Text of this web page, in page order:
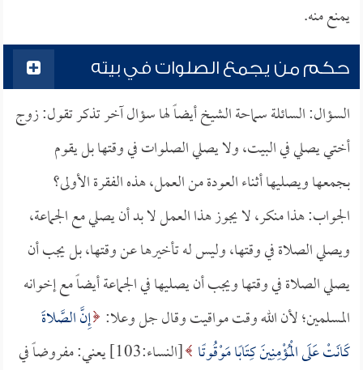
يمنع منه.
حكم من يجمع الصلوات في بيته
السؤال: السائلة سماحة الشيخ أيضاً لها سؤال آخر تذكر تقول: زوج
أختي يصلي في البيت، ولا يصلي الصلوات في وقتها بل يقوم
بجمعها ويصليها أثناء العودة من العمل، هذه الفقرة الأولى؟
الجواب: هذا منكر، لا يجوز هذا العمل لا بد أن يصلي مع الجماعة،
ويصلي الصلاة في وقتها، وليس له تأخيرها عن وقتها، بل يجب أن
يصلي الصلاة في وقتها ويجب أن يصليها في الجماعة أيضاً مع إخوانه
المسلمين؛ لأن الله وقت مواقيت وقال جل وعلا: إِنَّ الصَّلاةَ
كَانَتْ عَلَى الْمُؤْمِنِينَ كِتَابًا مَوْقُوتًا
[النساء:103] يعني: مفروضاً في